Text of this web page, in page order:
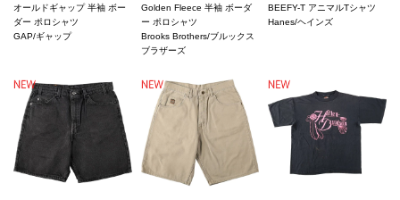
オールドギャップ 半袖 ボー
ダー ポロシャツ
GAP/ギャップ
Golden Fleece 半袖 ボーダ
ー ポロシャツ
Brooks Brothers/ブルックス
ブラザーズ
BEEFY-T アニマルTシャツ
Hanes/ヘインズ